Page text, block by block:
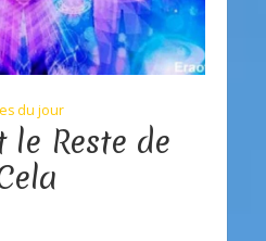
du jour
le Reste de